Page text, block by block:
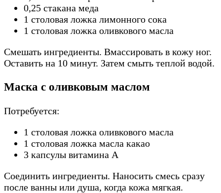
0,25 стакана меда
1 столовая ложка лимонного сока
1 столовая ложка оливкового масла
Смешать ингредиенты. Вмассировать в кожу ног.
Оставить на 10 минут. Затем смыть теплой водой.
Маска с оливковым маслом
Потребуется:
1 столовая ложка оливкового масла
1 столовая ложка масла какао
3 капсулы витамина А
Соединить ингредиенты. Наносить смесь сразу
после ванны или душа, когда кожа мягкая.